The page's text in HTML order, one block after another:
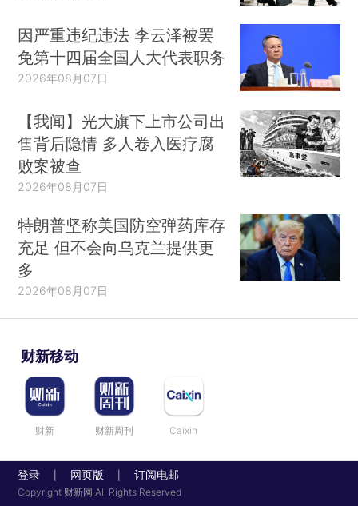
因严重违纪违法 李云泽被罢
免第十四届全国人大代表职务
2026年08月07日
【我闻】光大旗下上市公司出
售背后隐情 多人卷入医疗腐
败案被查
2026年08月07日
特朗普坚称美国防空弹药库存
充足 但不会向乌克兰提供更
多
2026年08月07日
财新移动
财新 财新周刊 Caixin
登录 网页版 订阅电邮
Copyright 财新网 All Rights Reserved